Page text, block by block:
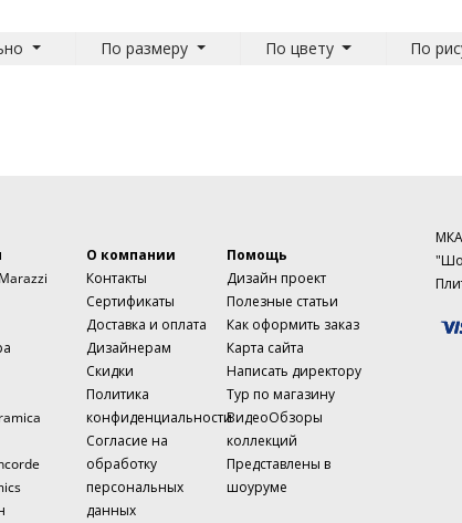
По размеру По цвету По
О компании
Контакты
Сертификаты
Доставка и оплата
Дизайнерам
Скидки
Политика
конфиденциальности
Согласие на
обработку
персональных
данных
Помощь
Дизайн проект
Полезные статьи
Как оформить заказ
Карта сайта
Написать директору
Тур по магазину
ВидеоОбзоры
коллекций
Представлены в
шоуруме